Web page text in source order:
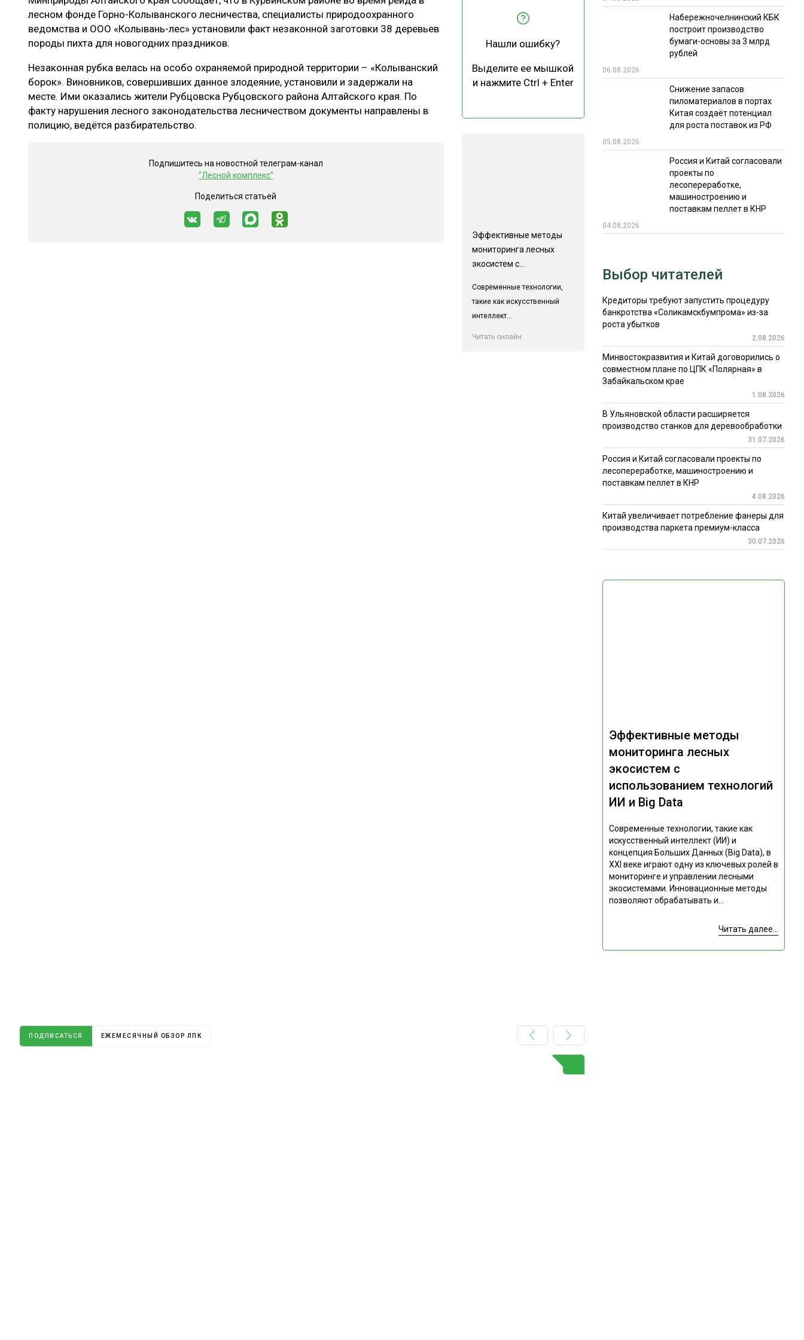
ЛЕСОВОССТАНОВЛЕНИЕ И ЗАЩИТА
ЛОГИСТИКА
ПРОИЗВОДСТВО ДРЕВЕСНЫХ ПЛИТ
ЦБП
СУШКА ДРЕВЕСИНЫ
МЕБЕЛЬНОЕ ПРОИЗВОДСТВО
РЫНОК
ТЕХНОЛОГИИ
ОТРАСЛЕВАЯ ДИСКУССИЯ
ЭКСПЕРТНОЕ МНЕНИЕ
ИТОГИ МЕРОПРИЯТИЙ
лесном фонде Горно-Колыванского лесничества, специалисты природоохранного
ведомства и ООО «Колывань-лес» установили факт незаконной заготовки 38 деревьев
породы пихта для новогодних праздников.
Незаконная рубка велась на особо охраняемой природной территории – «Колыванский
борок». Виновников, совершивших данное злодеяние, установили и задержали на
месте. Ими оказались жители Рубцовска Рубцовского района Алтайского края. По
факту нарушения лесного законодательства лесничеством документы направлены в
полицию, ведётся разбирательство.
Подпишитесь на новостной телеграм-канал
"Лесной комплекс"
Поделиться статьей
Нашли ошибку?
Выделите ее мышкой
и нажмите Ctrl + Enter
Эффективные методы
мониторинга лесных
экосистем с...
Современные технологии,
такие как искусственный
интеллект...
Читать онлайн
Набережночелнинский КБК
построит производство
бумаги-основы за 3 млрд
рублей
06.08.2026
Снижение запасов
пиломатериалов в портах
Китая создаёт потенциал
для роста поставок из РФ
05.08.2026
Россия и Китай согласовали
проекты по
лесопереработке,
машиностроению и
поставкам пеллет в КНР
04.08.2026
Эффективные методы
мониторинга лесных
экосистем с
использованием технологий
ИИ и Big Data
Современные технологии, такие как
искусственный интеллект (ИИ) и
концепция Больших Данных (Big Data), в
XXI веке играют одну из ключевых ролей в
мониторинге и управлении лесными
экосистемами. Инновационные методы
позволяют обрабатывать и...
Читать далее...
ПОДПИСАТЬСЯ ЕЖЕМЕСЯЧНЫЙ ОБЗОР ЛПК
Выбор читателей
Кредиторы требуют запустить процедуру
банкротства «Соликамскбумпрома» из-за
роста убытков
2.08.2026
Минвостокразвития и Китай договорились о
совместном плане по ЦПК «Полярная» в
Забайкальском крае
1.08.2026
В Ульяновской области расширяется
производство станков для деревообработки
31.07.2026
Россия и Китай согласовали проекты по
лесопереработке, машиностроению и
поставкам пеллет в КНР
4.08.2026
Китай увеличивает потребление фанеры для
производства паркета премиум-класса
30.07.2026